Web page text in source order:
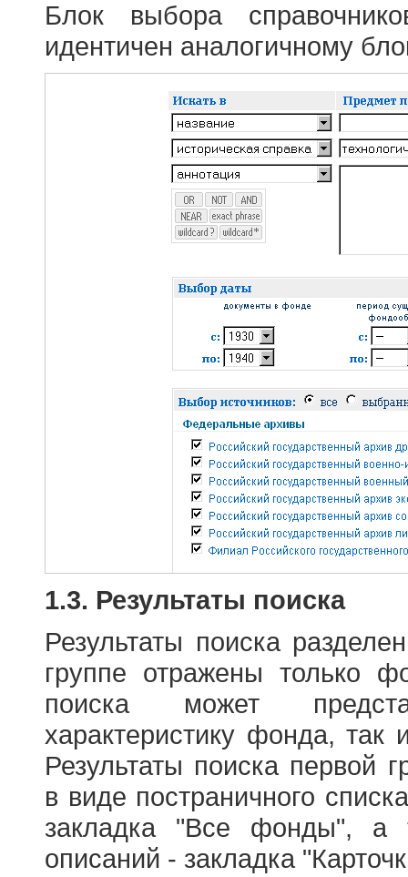
Блок выбора
идентичен аналогичному
1.3. Результаты поиска
Результаты поиска
группе отражены только
поиска может
характеристику фонда,
Результаты поиска первой
в виде постраничного
закладка "Все фонды", а
описаний - закладка